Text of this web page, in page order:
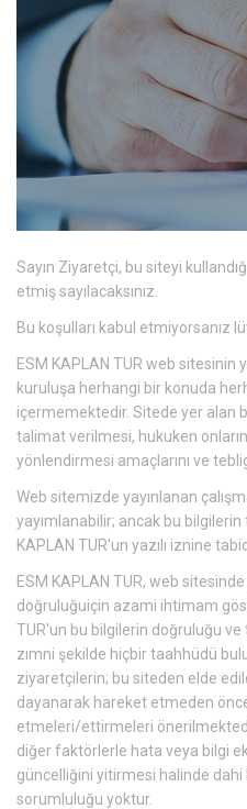
Sayın Ziyaretçi, bu siteyi
etmiş sayılacaksınız.
Bu koşulları kabul etmiyorsanız
ESM KAPLAN TUR web sitesinin
kuruluşa herhangi bir konuda
içermemektedir. Sitede yer alan
talimat verilmesi, hukuken
yönlendirmesi amaçlarını ve
Web sitemizde yayınlanan
yayımlanabilir; ancak bu bilgilerin
KAPLAN TUR'un yazılı iznine
ESM KAPLAN TUR, web
doğruluğuiçin azami ihtimam
TUR'un bu bilgilerin doğruluğu ve
zımni şekilde hiçbir taahhüdü
ziyaretçilerin; bu siteden elde
dayanarak hareket etmeden
etmeleri/ettirmeleri
diğer faktörlerle hata veya bilgi
güncelliğini yitirmesi halinde dahi
sorumluluğu yoktur.